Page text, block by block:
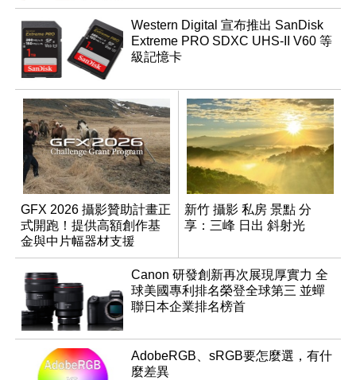
Western Digital 宣布推出 SanDisk
Extreme PRO SDXC UHS-II V60 等
級記憶卡
GFX 2026 攝影贊助計畫正
式開跑！提供高額創作基
金與中片幅器材支援
新竹 攝影 私房 景點 分
享：三峰 日出 斜射光
Canon 研發創新再次展現厚實力 全
球美國專利排名榮登全球第三 並蟬
聯日本企業排名榜首
AdobeRGB、sRGB要怎麼選，有什
麼差異